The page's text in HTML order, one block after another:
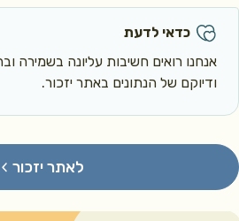
כדאי לדעת
אנחנו רואים חשיבות עליונה בשמירה
ודיוקם של הנתונים באתר יזכור.
לאתר יזכור